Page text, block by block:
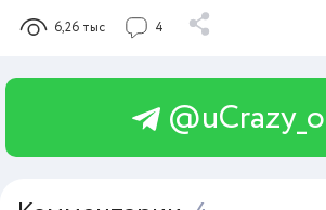
6,26 тыс 4